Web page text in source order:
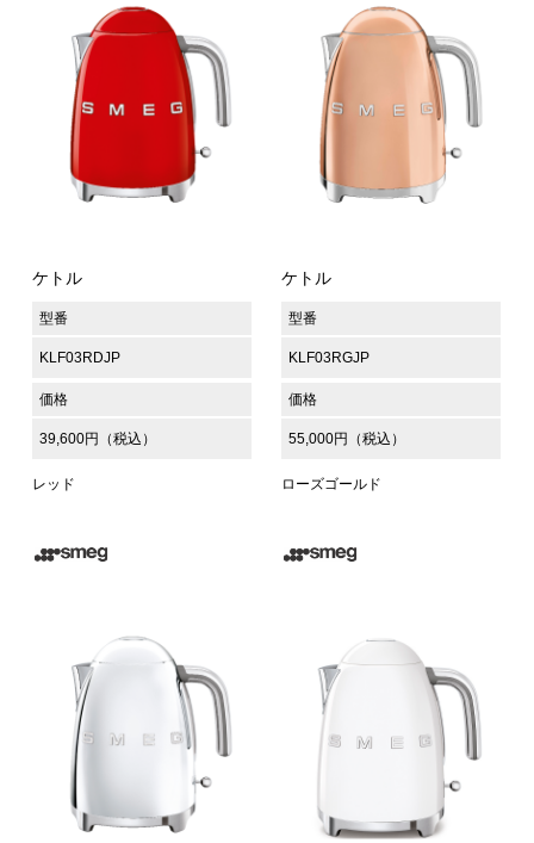
ケトル
型番
KLF03RDJP
価格
39,600円（税込）
レッド
ケトル
型番
KLF03RGJP
価格
55,000円（税込）
ローズゴールド